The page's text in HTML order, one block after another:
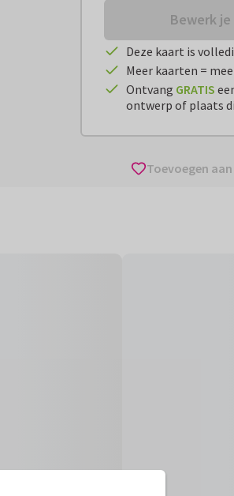
Bewerk
Deze kaart is
Meer kaarten =
Ontvang GRATIS
ontwerp of plaats
Toevoegen